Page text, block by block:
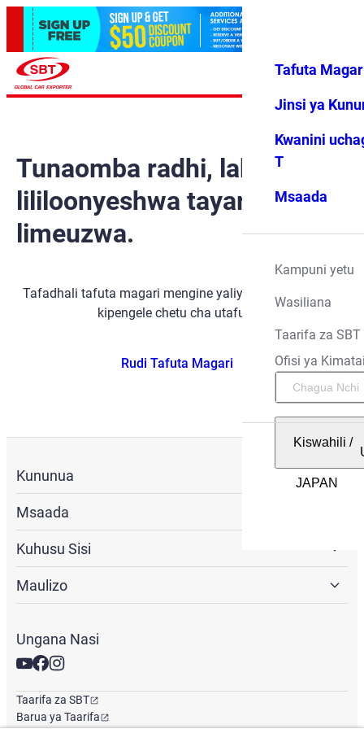
Vipendwa
Menyu
Tafuta
Jinsi ya
Kwanini
T
Msaada
Kampuni yetu
Wasiliana
Taarifa za SBT
Ofisi ya
Kiswahili /
Tunaomba radhi, lakini gari
lililoonyeshwa tayari
limeuzwa.
Tafadhali tafuta magari mengine yaliyopo kwa kutumia
kipengele chetu cha utafutaji.
Rudi Tafuta Magari
Kununua
Msaada
Kuhusu Sisi
Maulizo
Ungana Nasi
Taarifa za SBT
Barua ya Taarifa